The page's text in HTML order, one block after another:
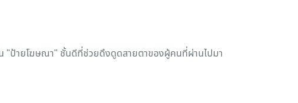
"ป้ายโฆษณา" ชั้นดีที่ช่วยดึงดูดสายตาของผู้คนที่ผ่านไปมา